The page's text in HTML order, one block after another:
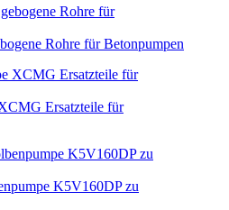
Rohre für Betonpumpen
Ersatzteile für
K5V160DP zu